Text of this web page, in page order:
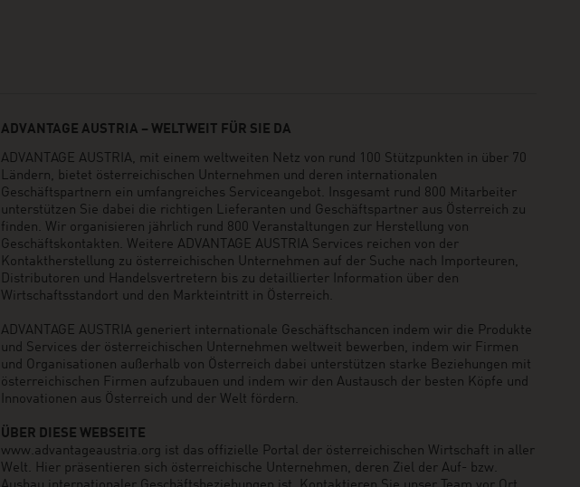
ADVANTAGE AUSTRIA – WELTWEIT FÜR SIE DA
ADVANTAGE AUSTRIA, mit einem weltweiten Netz von rund 100 Stützpunkten in über 70
Ländern, bietet österreichischen Unternehmen und deren internationalen
Geschäftspartnern ein umfangreiches Serviceangebot. Insgesamt rund 800 Mitarbeiter
unterstützen Sie dabei die richtigen Lieferanten und Geschäftspartner aus Österreich zu
finden. Wir organisieren jährlich rund 800 Veranstaltungen zur Herstellung von
Geschäftskontakten. Weitere ADVANTAGE AUSTRIA Services reichen von der
Kontaktherstellung zu österreichischen Unternehmen auf der Suche nach Importeuren,
Distributoren und Handelsvertretern bis zu detaillierter Information über den
Wirtschaftsstandort und den Markteintritt in Österreich.
ADVANTAGE AUSTRIA generiert internationale Geschäftschancen indem wir die Produkte
und Services der österreichischen Unternehmen weltweit bewerben, indem wir Firmen
und Organisationen außerhalb von Österreich dabei unterstützen starke Beziehungen mit
österreichischen Firmen aufzubauen und indem wir den Austausch der besten Köpfe und
Innovationen aus Österreich und der Welt fördern.
ÜBER DIESE WEBSEITE
www.advantageaustria.org ist das offizielle Portal der österreichischen Wirtschaft in aller
Welt. Hier präsentieren sich österreichische Unternehmen, deren Ziel der Auf- bzw.